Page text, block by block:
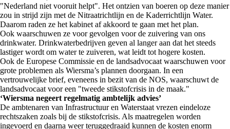
"Nederland niet vooruit helpt". Het ontzien van boeren op deze manier
zou in strijd zijn met de Nitraatrichtlijn en de Kaderrichtlijn Water.
Daarom raden ze het kabinet af akkoord te gaan met het plan.
Ook waarschuwen ze voor gevolgen voor de zuivering van ons
drinkwater. Drinkwaterbedrijven geven al langer aan dat het steeds
lastiger wordt om water te zuiveren, wat leidt tot hogere kosten.
Ook de Europese Commissie en de landsadvocaat waarschuwen voor
grote problemen als Wiersma’s plannen doorgaan. In een
vertrouwelijke brief, eveneens in bezit van de NOS, waarschuwt de
landsadvocaat voor een "tweede stikstofcrisis in de maak."
‘Wiersma negeert regelmatig ambtelijk advies’
De ambtenaren van Infrastructuur en Waterstaat vrezen eindeloze
rechtszaken zoals bij de stikstofcrisis. Als maatregelen worden
ingevoerd en daarna weer teruggedraaid kunnen de kosten enorm